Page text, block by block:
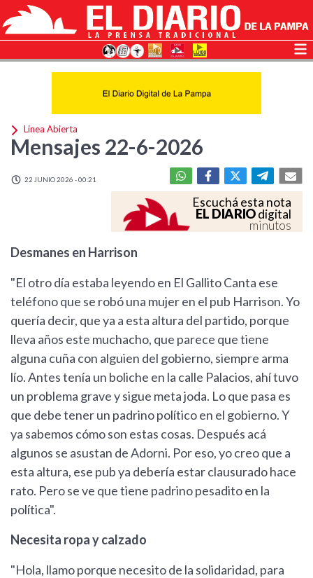
Linea Abierta
Mensajes 22-6-2026
22 JUNIO 2026 - 00:21
Escuchá esta nota
EL DIARIOdigital
minutos
Desmanes en Harrison
"El otro día estaba leyendo en El Gallito Canta ese
teléfono que se robó una mujer en el pub Harrison. Yo
quería decir, que ya a esta altura del partido, porque
lleva años este muchacho, que parece que tiene
alguna cuña con alguien del gobierno, siempre arma
lío. Antes tenía un boliche en la calle Palacios, ahí tuvo
un problema grave y sigue meta joda. Lo que pasa es
que debe tener un padrino político en el gobierno. Y
ya sabemos cómo son estas cosas. Después acá
algunos se asustan de Adorni. Por eso, yo creo que a
esta altura, ese pub ya debería estar clausurado hace
rato. Pero se ve que tiene padrino pesadito en la
política".
Necesita ropa y calzado
"Hola, llamo porque necesito de la solidaridad, para